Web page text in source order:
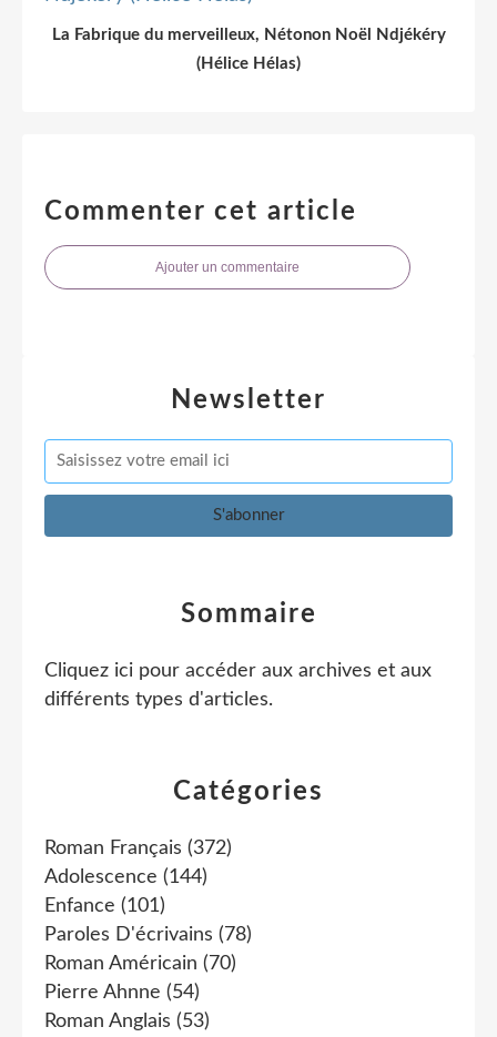
La Fabrique du merveilleux, Nétonon Noël Ndjékéry
(Hélice Hélas)
Commenter cet article
Ajouter un commentaire
Newsletter
Catégories
Roman Français (372)
Adolescence (144)
Enfance (101)
Paroles D'écrivains (78)
Roman Américain (70)
Pierre Ahnne (54)
Roman Anglais (53)
Sommaire
Cliquez ici pour accéder aux archives et aux
différents types d'articles.